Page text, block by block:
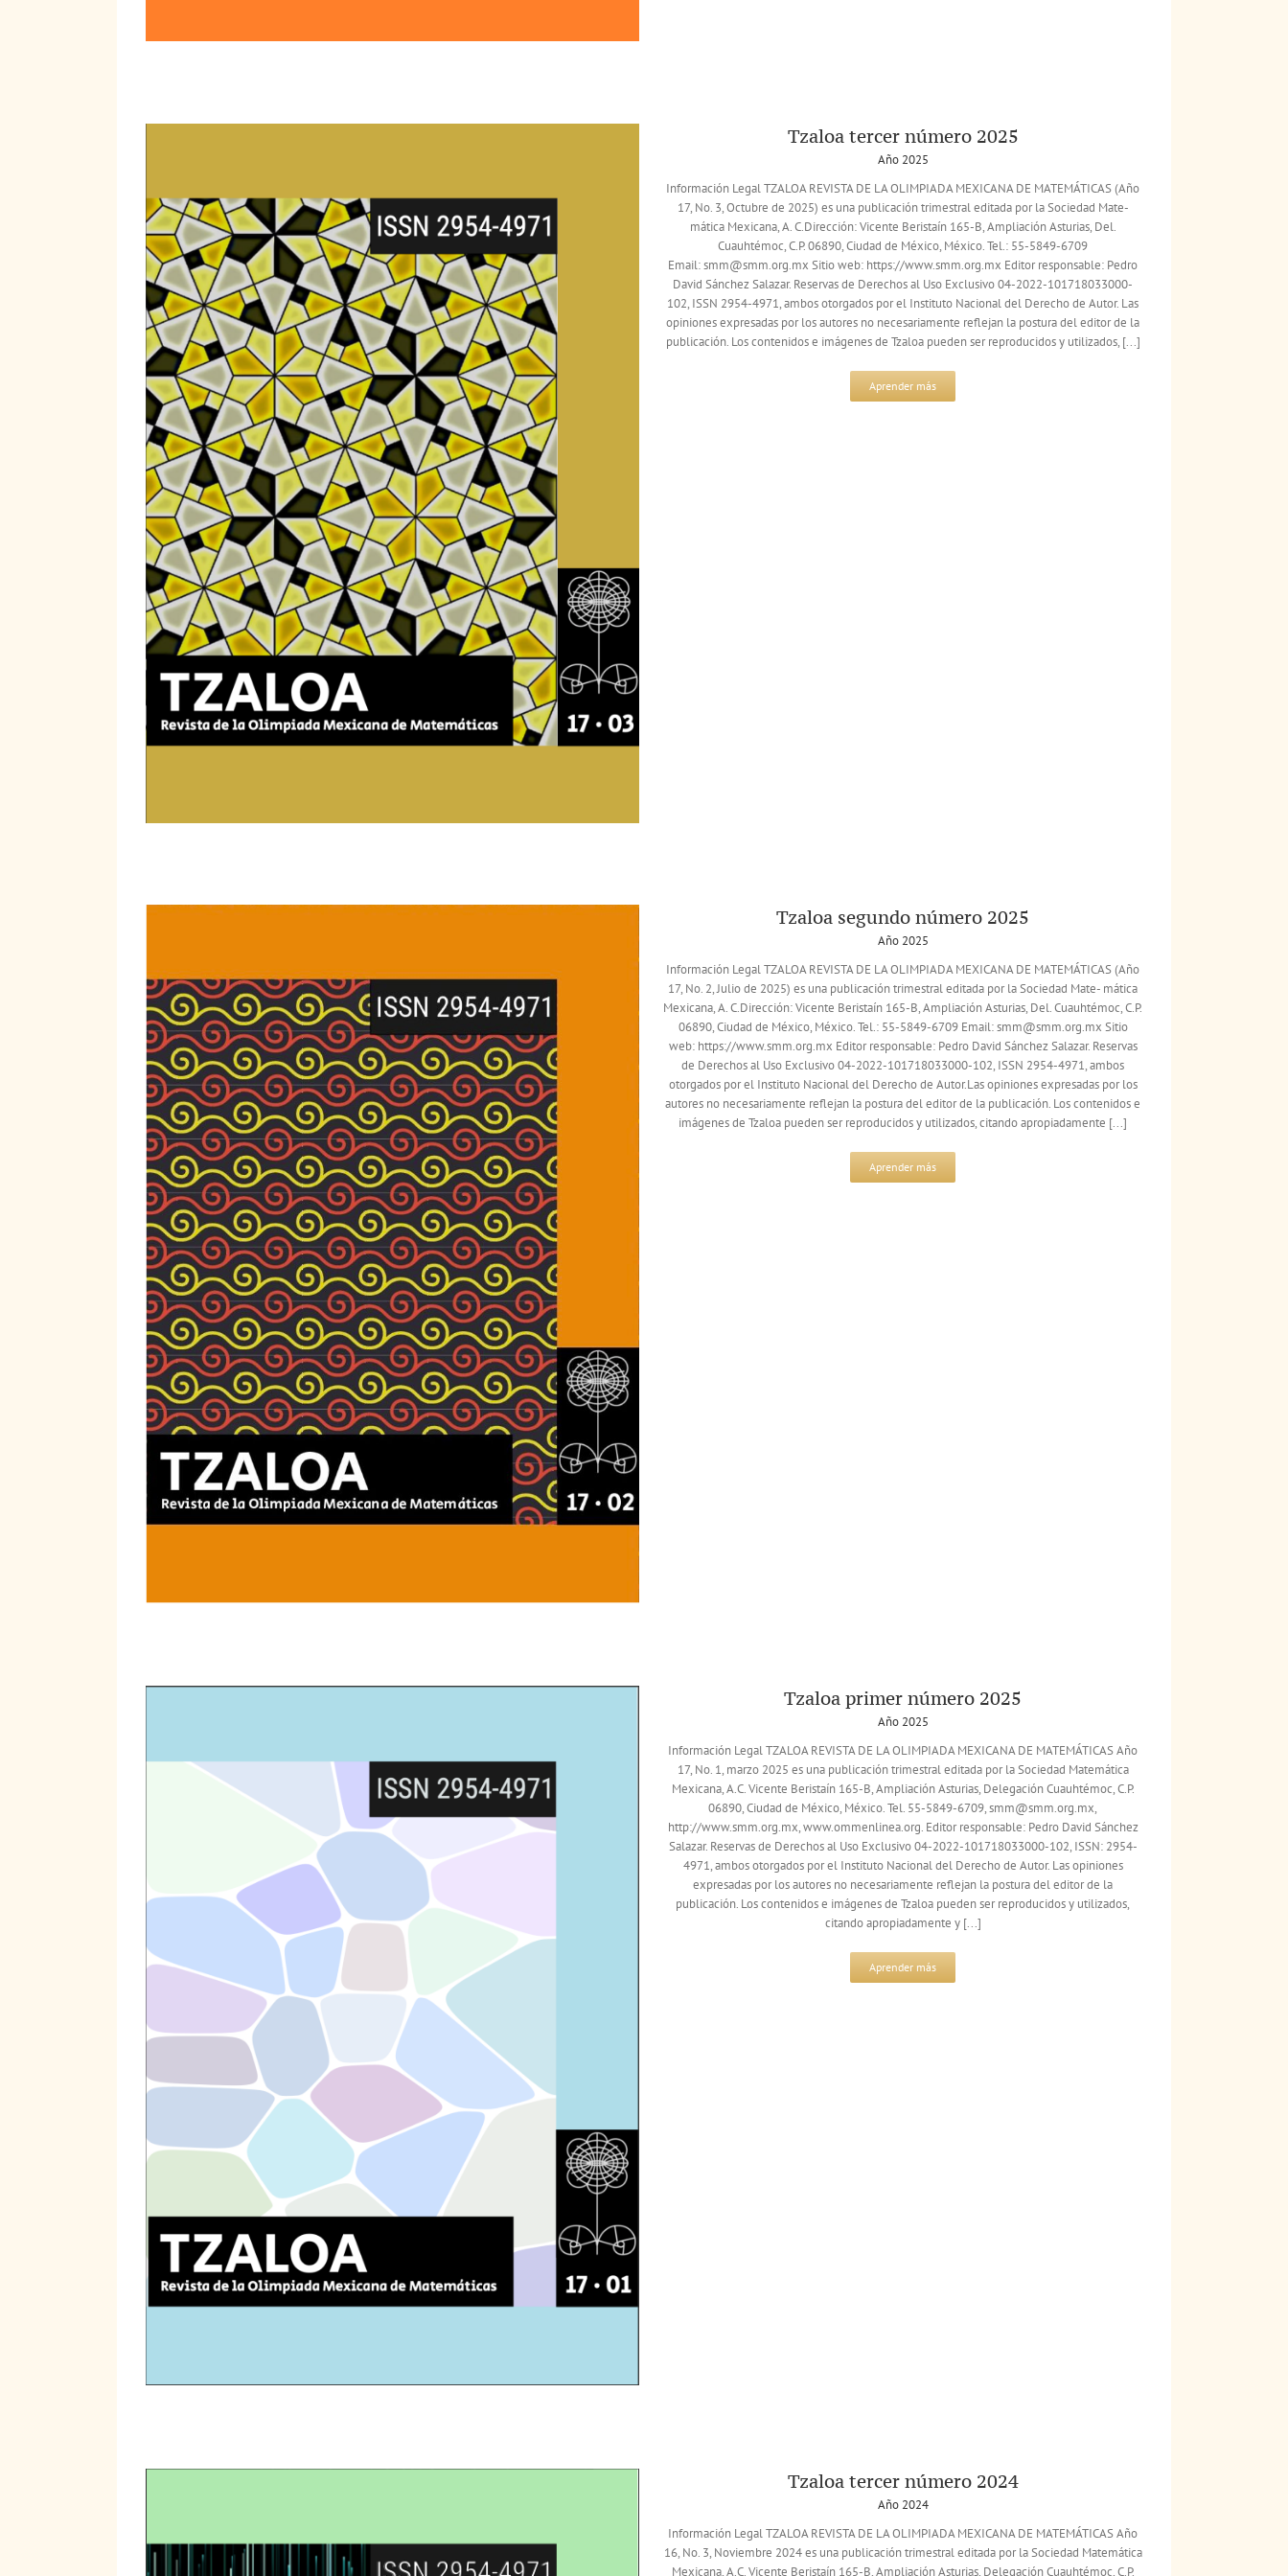
Tzaloa tercer número 2025
Año 2025
Información Legal TZALOA REVISTA DE LA OLIMPIADA MEXICANA DE MATEMÁTICAS (Año
17, No. 3, Octubre de 2025) es una publicación trimestral editada por la Sociedad Mate-
mática Mexicana, A. C.Dirección: Vicente Beristaín 165-B, Ampliación Asturias, Del.
Cuauhtémoc, C.P. 06890, Ciudad de México, México. Tel.: 55-5849-6709
Email: smm@smm.org.mx Sitio web: https://www.smm.org.mx Editor responsable: Pedro
David Sánchez Salazar. Reservas de Derechos al Uso Exclusivo 04-2022-101718033000-
102, ISSN 2954-4971, ambos otorgados por el Instituto Nacional del Derecho de Autor. Las
opiniones expresadas por los autores no necesariamente reflejan la postura del editor de la
publicación. Los contenidos e imágenes de Tzaloa pueden ser reproducidos y utilizados, [...]
Aprender más
Tzaloa segundo número 2025
Año 2025
Información Legal TZALOA REVISTA DE LA OLIMPIADA MEXICANA DE MATEMÁTICAS (Año
17, No. 2, Julio de 2025) es una publicación trimestral editada por la Sociedad Mate- mática
Mexicana, A. C.Dirección: Vicente Beristaín 165-B, Ampliación Asturias, Del. Cuauhtémoc, C.P.
06890, Ciudad de México, México. Tel.: 55-5849-6709 Email: smm@smm.org.mx Sitio
web: https://www.smm.org.mx Editor responsable: Pedro David Sánchez Salazar. Reservas
de Derechos al Uso Exclusivo 04-2022-101718033000-102, ISSN 2954-4971, ambos
otorgados por el Instituto Nacional del Derecho de Autor.Las opiniones expresadas por los
autores no necesariamente reflejan la postura del editor de la publicación. Los contenidos e
imágenes de Tzaloa pueden ser reproducidos y utilizados, citando apropiadamente [...]
Aprender más
Tzaloa primer número 2025
Año 2025
Información Legal TZALOA REVISTA DE LA OLIMPIADA MEXICANA DE MATEMÁTICAS Año
17, No. 1, marzo 2025 es una publicación trimestral editada por la Sociedad Matemática
Mexicana, A.C. Vicente Beristaín 165-B, Ampliación Asturias, Delegación Cuauhtémoc, C.P.
06890, Ciudad de México, México. Tel. 55-5849-6709, smm@smm.org.mx,
http://www.smm.org.mx, www.ommenlinea.org. Editor responsable: Pedro David Sánchez
Salazar. Reservas de Derechos al Uso Exclusivo 04-2022-101718033000-102, ISSN: 2954-
4971, ambos otorgados por el Instituto Nacional del Derecho de Autor. Las opiniones
expresadas por los autores no necesariamente reflejan la postura del editor de la
publicación. Los contenidos e imágenes de Tzaloa pueden ser reproducidos y utilizados,
citando apropiadamente y [...]
Aprender más
Tzaloa tercer número 2024
Año 2024
Información Legal TZALOA REVISTA DE LA OLIMPIADA MEXICANA DE MATEMÁTICAS Año
16, No. 3, Noviembre 2024 es una publicación trimestral editada por la Sociedad Matemática
Mexicana, A.C. Vicente Beristaín 165-B, Ampliación Asturias, Delegación Cuauhtémoc, C.P.